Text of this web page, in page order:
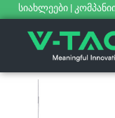
სიახლეები |